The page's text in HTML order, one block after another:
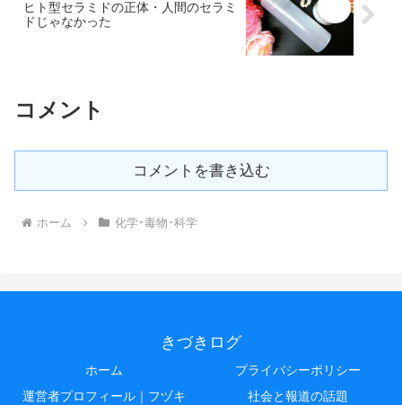
ヒト型セラミドの正体・人間のセラミ
ドじゃなかった
コメント
コメントを書き込む
ホーム 化学･毒物･科学
きづきログ
ホーム
プライバシーポリシー
運営者プロフィール｜フヅキ
社会と報道の話題